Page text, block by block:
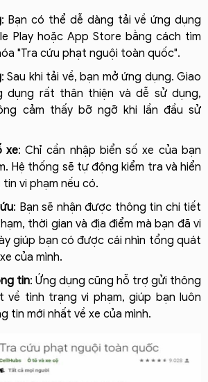
: Bạn có thể dễ dàng tải về ứng dụng
Play hoặc App Store bằng cách tìm
"Tra cứu phạt nguội toàn quốc".
: Sau khi tải về, bạn mở ứng dụng. Giao
dụng rất thân thiện và dễ sử dụng,
cảm thấy bỡ ngỡ khi lần đầu sử
xe: Chỉ cần nhập biển số xe của bạn
Hệ thống sẽ tự động kiểm tra và hiển
vi phạm nếu có.
: Bạn sẽ nhận được thông tin chi tiết
thời gian và địa điểm mà bạn đã vi
giúp bạn có được cái nhìn tổng quát
của mình.
tin: Ứng dụng cũng hỗ trợ gửi thông
về tình trạng vi phạm, giúp bạn luôn
tin mới nhất về xe của mình.